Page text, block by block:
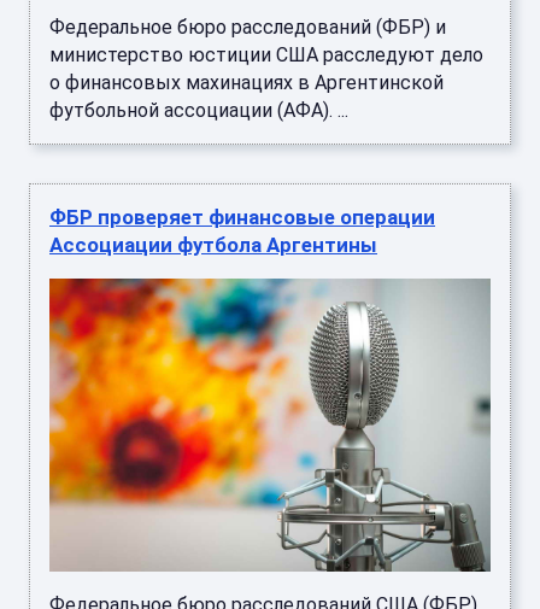
Федеральное бюро расследований (ФБР) и
министерство юстиции США расследуют дело
о финансовых махинациях в Аргентинской
футбольной ассоциации (АФА). ...
ФБР проверяет финансовые операции
Ассоциации футбола Аргентины